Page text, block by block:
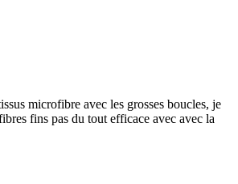
microfibre avec les grosses boucles, je
fins pas du tout efficace avec avec la